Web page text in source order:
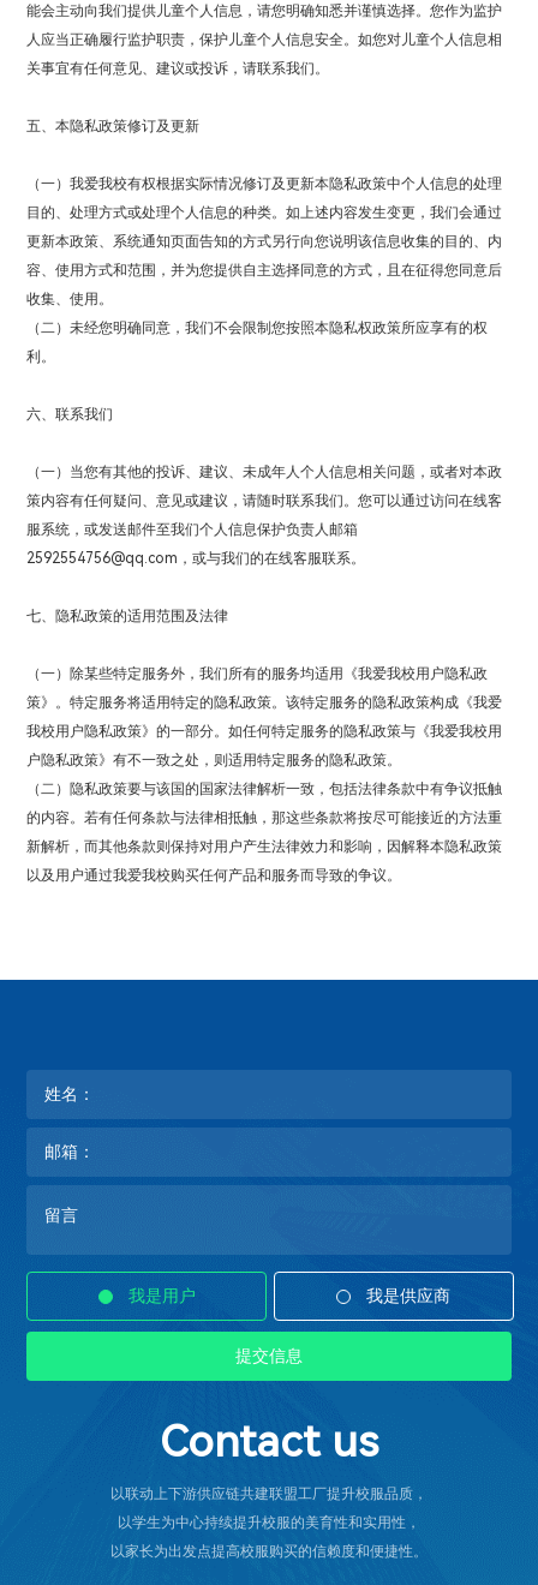
能会主动向我们提供儿童个人信息，请您明确知悉并谨慎选择。您作为监护
人应当正确履行监护职责，保护儿童个人信息安全。如您对儿童个人信息相
关事宜有任何意见、建议或投诉，请联系我们。
五、本隐私政策修订及更新
（一）我爱我校有权根据实际情况修订及更新本隐私政策中个人信息的处理
目的、处理方式或处理个人信息的种类。如上述内容发生变更，我们会通过
更新本政策、系统通知页面告知的方式另行向您说明该信息收集的目的、内
容、使用方式和范围，并为您提供自主选择同意的方式，且在征得您同意后
收集、使用。
（二）未经您明确同意，我们不会限制您按照本隐私权政策所应享有的权
利。
六、联系我们
（一）当您有其他的投诉、建议、未成年人个人信息相关问题，或者对本政
策内容有任何疑问、意见或建议，请随时联系我们。您可以通过访问在线客
服系统，或发送邮件至我们个人信息保护负责人邮箱
2592554756@qq.com，或与我们的在线客服联系。
七、隐私政策的适用范围及法律
（一）除某些特定服务外，我们所有的服务均适用《我爱我校用户隐私政
策》。特定服务将适用特定的隐私政策。该特定服务的隐私政策构成《我爱
我校用户隐私政策》的一部分。如任何特定服务的隐私政策与《我爱我校用
户隐私政策》有不一致之处，则适用特定服务的隐私政策。
（二）隐私政策要与该国的国家法律解析一致，包括法律条款中有争议抵触
的内容。若有任何条款与法律相抵触，那这些条款将按尽可能接近的方法重
新解析，而其他条款则保持对用户产生法律效力和影响，因解释本隐私政策
以及用户通过我爱我校购买任何产品和服务而导致的争议。
我是用户 我是供应商
Contact us
以联动上下游供应链共建联盟工厂提升校服品质，
以学生为中心持续提升校服的美育性和实用性，
以家长为出发点提高校服购买的信赖度和便捷性。